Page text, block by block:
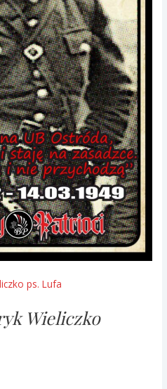
ps. Lufa
Wieliczko